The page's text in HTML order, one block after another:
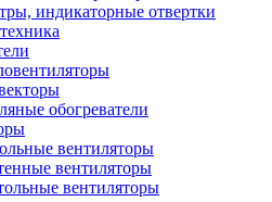
индикаторные отвертки
обогреватели
вентиляторы
вентиляторы
вентиляторы